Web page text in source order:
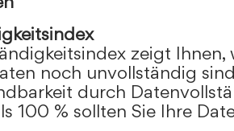
zeigt
noch unvollständig
durch
100 % sollten Sie Ihre